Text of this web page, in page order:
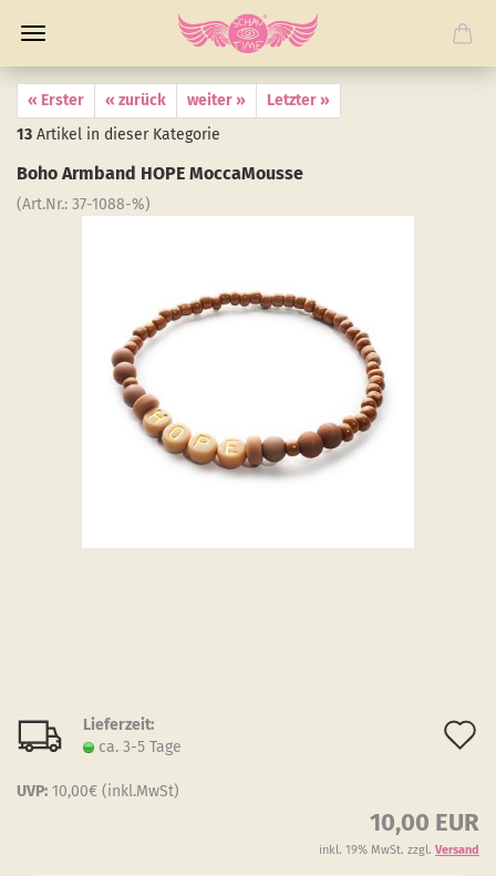
« Erster « zurück weiter »
Letzter »
13 Artikel in dieser Kategorie
Boho Arm­band HOPE Moc­ca­Mousse
(Art.Nr.: 37-​1088-%)
Lieferzeit:
ca. 3-5 Tage
UVP: 10,00€ (inkl.MwSt)
10,00 EUR
inkl. 19% MwSt. zzgl. Versand